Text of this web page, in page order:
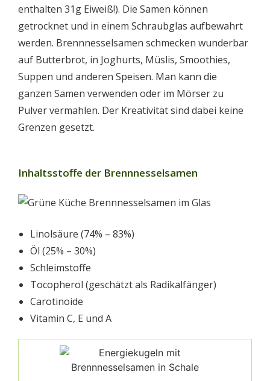
enthalten 31g Eiweiß!). Die Samen können
getrocknet und in einem Schraubglas aufbewahrt
werden. Brennnesselsamen schmecken wunderbar
auf Butterbrot, in Joghurts, Müslis, Smoothies,
Suppen und anderen Speisen. Man kann die
ganzen Samen verwenden oder im Mörser zu
Pulver vermahlen. Der Kreativität sind dabei keine
Grenzen gesetzt.
Inhaltsstoffe der Brennnesselsamen
Linolsäure (74% – 83%)
Öl (25% – 30%)
Schleimstoffe
Tocopherol (geschätzt als Radikalfänger)
Carotinoide
Vitamin C, E und A